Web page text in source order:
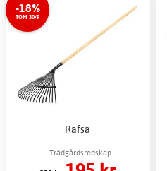
-18%
TOM 30/9
Räfsa
Trädgårdsredskap